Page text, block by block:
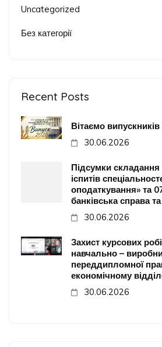
Uncategorized
Без категорії
Recent Posts
Вітаємо
30.06.2026
Підсумки складання
іспитів
оподаткування» та
банківська справа
30.06.2026
Захист курсових
навчально –
переддипломної
економічному
30.06.2026